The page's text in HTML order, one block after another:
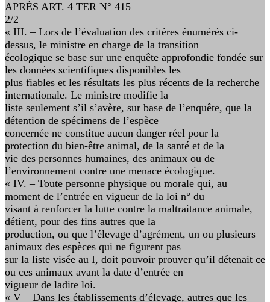
APRÈS ART. 4 TER N° 415
2/2
« III. – Lors de l’évaluation des critères énumérés ci-
dessus, le ministre en charge de la transition
écologique se base sur une enquête approfondie fondée sur
les données scientifiques disponibles les
plus fiables et les résultats les plus récents de la recherche
internationale. Le ministre modifie la
liste seulement s’il s’avère, sur base de l’enquête, que la
détention de spécimens de l’espèce
concernée ne constitue aucun danger réel pour la
protection du bien-être animal, de la santé et de la
vie des personnes humaines, des animaux ou de
l’environnement contre une menace écologique.
« IV. – Toute personne physique ou morale qui, au
moment de l’entrée en vigueur de la loi n° du
visant à renforcer la lutte contre la maltraitance animale,
détient, pour des fins autres que la
production, ou que l’élevage d’agrément, un ou plusieurs
animaux des espèces qui ne figurent pas
sur la liste visée au I, doit pouvoir prouver qu’il détenait ce
ou ces animaux avant la date d’entrée en
vigueur de ladite loi.
« V – Dans les établissements d’élevage, autres que les